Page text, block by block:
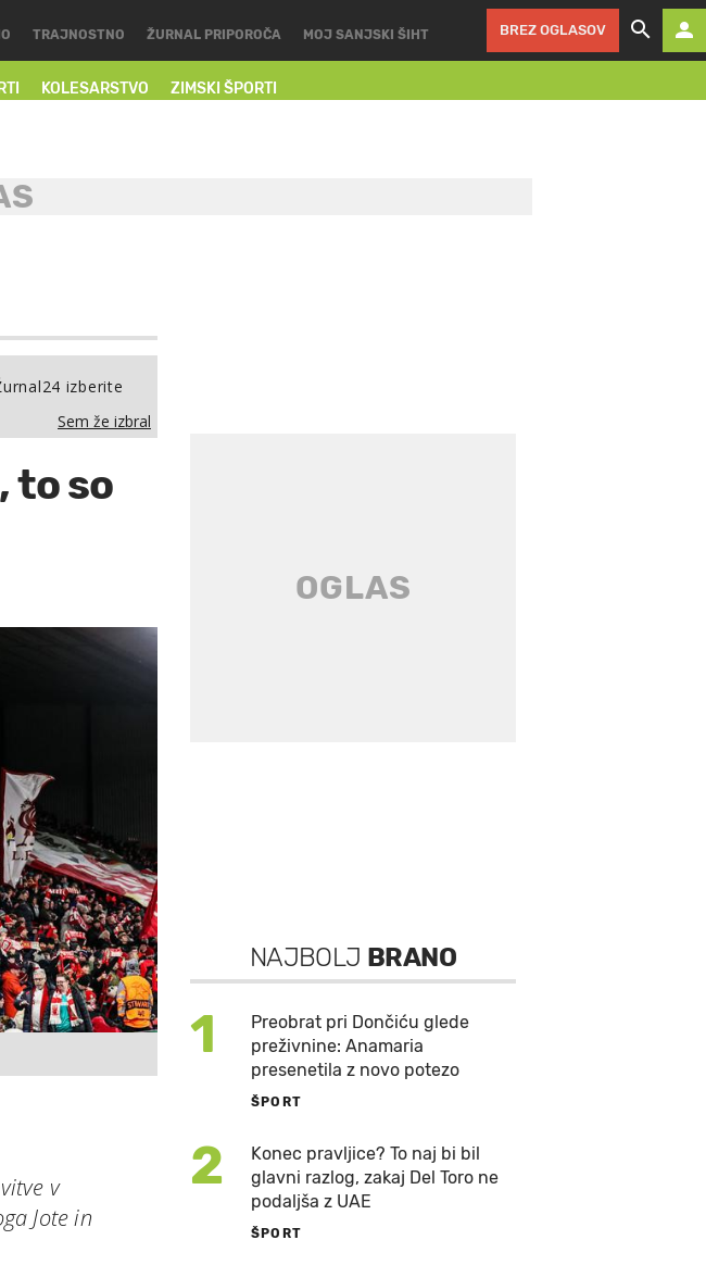
KOLESARSTVO ZIMSKI ŠPORTI
TRAJNOSTNO ŽURNAL PRIPOROČA MOJ SANJSKI ŠIHT BREZ OGLASOV
izberite
Sem že izbral
to so
v
Jote in
NAJBOLJ BRANO
1
Preobrat pri Dončiću glede
preživnine: Anamaria
presenetila z novo potezo
ŠPORT
2
Konec pravljice? To naj bi bil
glavni razlog, zakaj Del Toro ne
podaljša z UAE
ŠPORT